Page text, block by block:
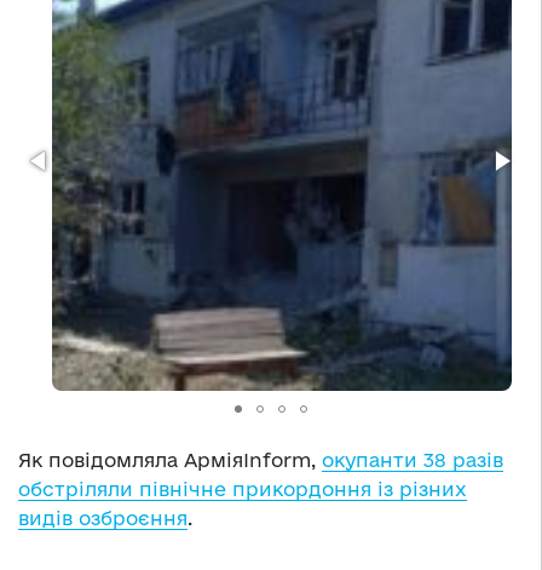
Як повідомляла АрміяInform, окупанти 38 разів
обстріляли північне прикордоння із різних
видів озброєння.